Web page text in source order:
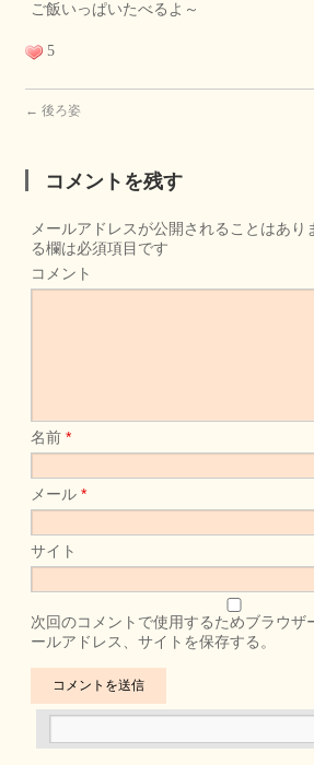
ご飯いっぱいたべるよ～
5
← 後ろ姿
コメントを残す
メールアドレスが公開されることはあり
る欄は必須項目です
コメント
名前*
メール*
サイト
次回のコメントで使用するためブラウザ
ールアドレス、サイトを保存する。